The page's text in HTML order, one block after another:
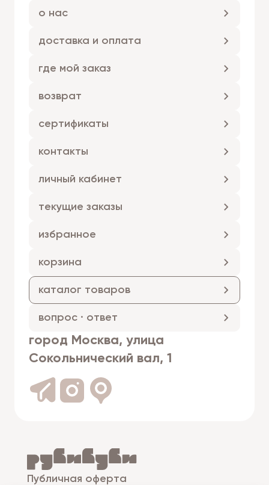
город Москва, улица
Сокольнический вал, 1
о нас
доставка и оплата
где мой заказ
возврат
сертификаты
контакты
личный кабинет
текущие заказы
избранное
корзина
каталог товаров
вопрос · ответ
Публичная оферта